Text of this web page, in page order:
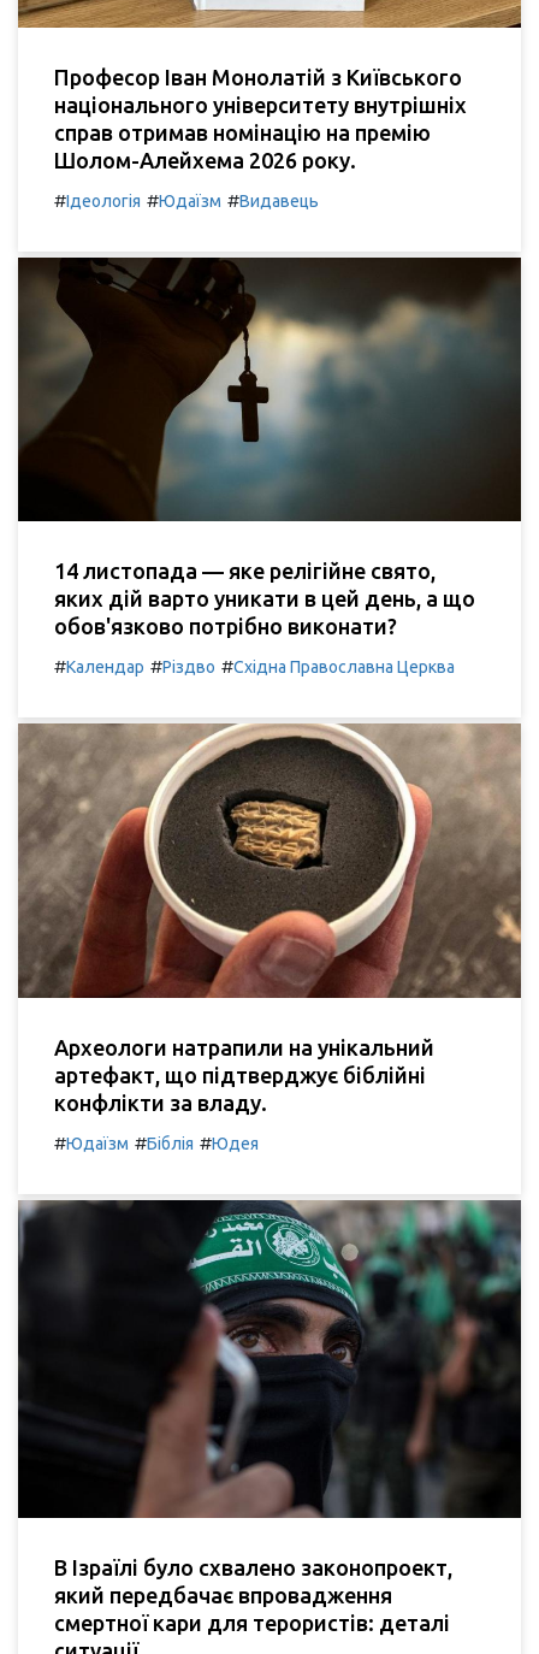
Професор Іван Монолатій з Київського
національного університету внутрішніх
справ отримав номінацію на премію
Шолом-Алейхема 2026 року.
#Ідеологія #Юдаїзм #Видавець
14 листопада — яке релігійне свято,
яких дій варто уникати в цей день, а що
обов'язково потрібно виконати?
#Календар #Різдво #Східна Православна Церква
Археологи натрапили на унікальний
артефакт, що підтверджує біблійні
конфлікти за владу.
#Юдаїзм #Біблія #Юдея
В Ізраїлі було схвалено законопроект,
який передбачає впровадження
смертної кари для терористів: деталі